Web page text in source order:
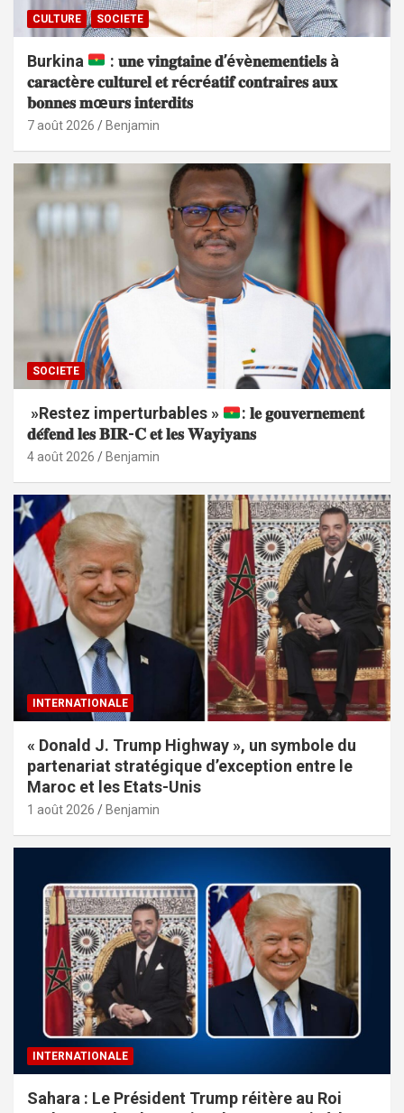
CULTURE SOCIETE
Burkina
: 𝐮𝐧𝐞 𝐯𝐢𝐧𝐠𝐭𝐚𝐢𝐧𝐞 𝐝’é𝐯è𝐧𝐞𝐦𝐞𝐧𝐭𝐢𝐞𝐥𝐬 à
𝐜𝐚𝐫𝐚𝐜𝐭è𝐫𝐞 𝐜𝐮𝐥𝐭𝐮𝐫𝐞𝐥 𝐞𝐭 𝐫é𝐜𝐫é𝐚𝐭𝐢𝐟 𝐜𝐨𝐧𝐭𝐫𝐚𝐢𝐫𝐞𝐬 𝐚𝐮𝐱
𝐛𝐨𝐧𝐧𝐞𝐬 𝐦œ𝐮𝐫𝐬 𝐢𝐧𝐭𝐞𝐫𝐝𝐢𝐭𝐬
7 août 2026 Benjamin
SOCIETE
»Restez imperturbables »
: 𝐥𝐞 𝐠𝐨𝐮𝐯𝐞𝐫𝐧𝐞𝐦𝐞𝐧𝐭
𝐝𝐞́𝐟𝐞𝐧𝐝 𝐥𝐞𝐬 𝐁𝐈𝐑-𝐂 𝐞𝐭 𝐥𝐞𝐬 𝐖𝐚𝐲𝐢𝐲𝐚𝐧𝐬
4 août 2026 Benjamin
INTERNATIONALE
« Donald J. Trump Highway », un symbole du
partenariat stratégique d’exception entre le
Maroc et les Etats-Unis
1 août 2026 Benjamin
INTERNATIONALE
Sahara : Le Président Trump réitère au Roi